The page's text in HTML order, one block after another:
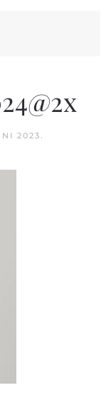
2023.